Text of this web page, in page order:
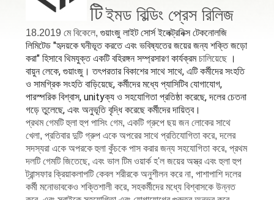
সাইট
ম্যাপ
গোপনীয়তা
টিইমড বিল্ডিং প্রেস রিলিজ
18.2019 মে বিকেলে, গুয়াংজু লাইট সোর্স ইলেক্ট্রনিক্স টেকনোলজি
লিমিটেড "হৃদয়কে ঘনীভূত করতে এবং ভবিষ্যতের জয়ের জন্য শক্তি জড়ো
করা" হিসাবে থিমযুক্ত একটি বহিরঙ্গন সম্প্রসারণ কার্যক্রমচালিয়েছে ।
বায়ুন লেকে, গুয়াংজু। তৎপরতার বিকাশের সাথে সাথে, এটি কর্মীদের সংহতি
ও সামগ্রিক সংহতি বাড়িয়েছে, কর্মীদের মধ্যে প্যাসিটিব যোগাযোগ,
পারস্পরিক বিশ্বাস, unityক্য ও সহযোগিতা প্রতিষ্ঠা করেছে, দলের চেতনা
গড়ে তুলেছে, এবং অনুভূতি বৃদ্ধি করেছে কর্মীদের দায়িত্ব।
প্রথম গেমটি হুলা হুপ পাসিং গেম, একটি গ্রুপে ছয় জন লোকের সাথে
খেলা, প্রতিবার দুটি গ্রুপ একে অপরের সাথে প্রতিযোগিতা করে, দলের
সদস্যরা একে অপরকে হুলা কুঁচকে পাস করার জন্য সহযোগিতা করে, প্রথম
দলটি গেমটি জিতেছে, এবং ভাল টিম ওয়ার্ক হ'ল জয়ের অস্ত্র এবং হুলা হুপ
ট্রান্সফার ক্রিয়াকলাপটি কেবল শরীরকে অনুশীলন করে না, পাশাপাশি দলের
কর্মী মনোভাবকেও শক্তিশালী করে, সহকর্মীদের মধ্যে বিশ্বাসকে উন্নত